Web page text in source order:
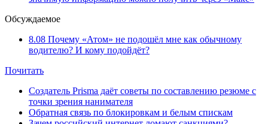
Обсуждаемое
8.08 Почему «Атом» не подошёл мне как обычному
водителю? И кому подойдёт?
Почитать
Создатель Prisma даёт советы по составлению резюме с
точки зрения нанимателя
Обратная связь по блокировкам и белым спискам